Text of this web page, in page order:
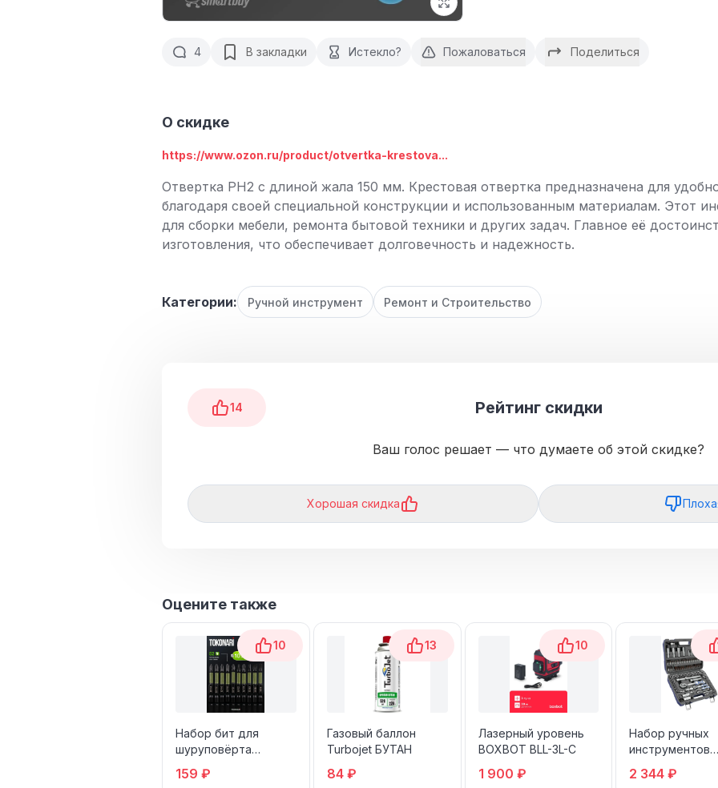
4 В закладки Истекло? Пожаловаться Поделиться
О скидке
https://www.ozon.ru/product/otvertka-krestova...
Отвертка PH2 с длиной жала 150 мм. Крестовая отвертка предназначена для
благодаря своей специальной конструкции и использованным материалам. Этот
для сборки мебели, ремонта бытовой техники и других задач. Главное её
изготовления, что обеспечивает долговечность и надежность.
Категории: Ручной инструмент Ремонт и Строительство
14 Рейтинг скидки
Ваш голос решает — что думаете об этой скидке?
Хорошая скидка
Оцените также
10
Набор бит для
шуруповёрта
159 ₽
13
Газовый баллон
Turbojet БУТАН
84 ₽
10
Лазерный уровень
BOXBOT BLL-3L-C
1 900 ₽
Набор ручных
инструментов
2 344 ₽